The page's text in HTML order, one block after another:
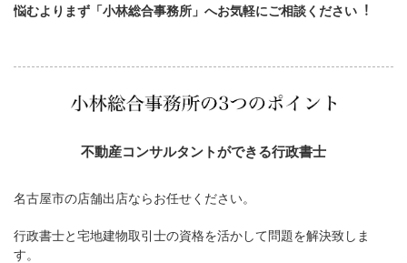
悩むよりまず「小林総合事務所」へお気軽にご相談ください︕
不動産コンサルタントができる行政書士
名古屋市の店舗出店ならお任せください。
行政書士と宅地建物取引士の資格を活かして問題を解決致しま
す。